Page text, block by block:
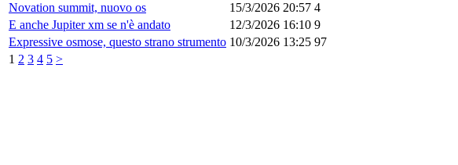
1 2 3 4 5 >
Novation summit, nuovo os
15/3/2026 20:57 4
E anche Jupiter xm se n'è andato
12/3/2026 16:10 9
Expressive osmose, questo strano strumento 10/3/2026 13:25 97